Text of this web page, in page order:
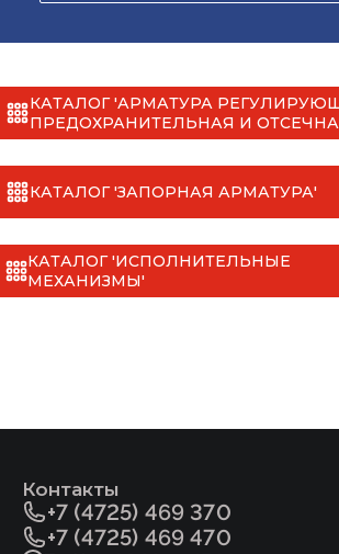
КАТАЛОГ 'АРМАТУРА
ПРЕДОХРАНИТЕЛЬНАЯ И
КАТАЛОГ 'ЗАПОРНАЯ АРМАТУРА'
КАТАЛОГ 'ИСПОЛНИТЕЛЬНЫЕ
МЕХАНИЗМЫ'
Контакты
+7 (4725) 469 370
+7 (4725) 469 470